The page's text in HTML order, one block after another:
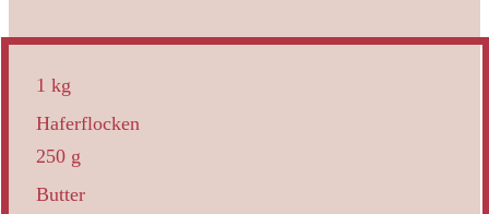
1 kg
Haferflocken
250 g
Butter